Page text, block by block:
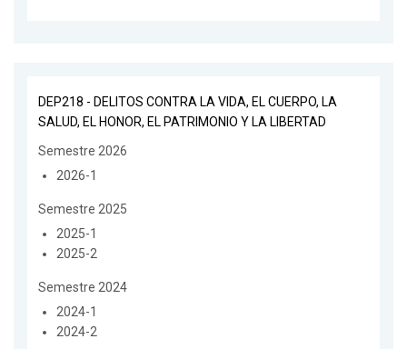
DEP218 - DELITOS CONTRA LA VIDA, EL CUERPO, LA
SALUD, EL HONOR, EL PATRIMONIO Y LA LIBERTAD
Semestre 2026
2026-1
Semestre 2025
2025-1
2025-2
Semestre 2024
2024-1
2024-2